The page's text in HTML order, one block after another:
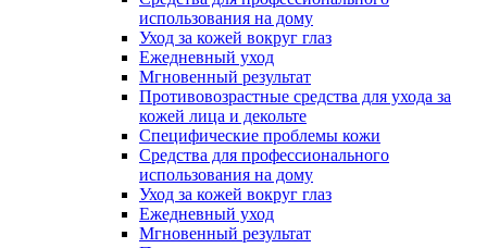
использования на дому
Уход за кожей вокруг глаз
Ежедневный уход
Мгновенный результат
Противовозрастные средства для ухода за
кожей лица и декольте
Специфические проблемы кожи
Средства для профессионального
использования на дому
Уход за кожей вокруг глаз
Ежедневный уход
Мгновенный результат